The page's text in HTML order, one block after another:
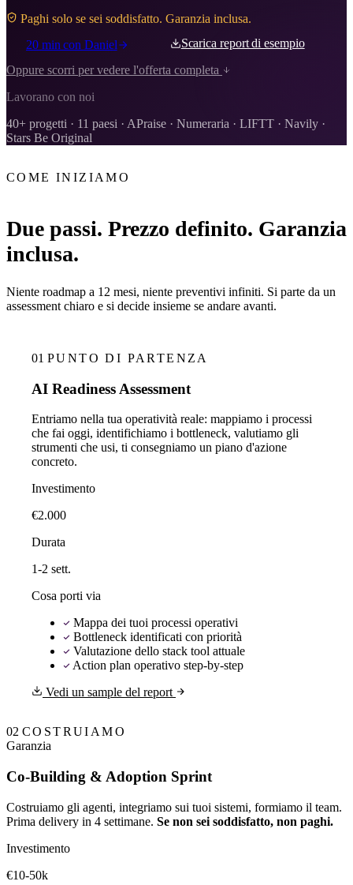
Associati a
20 min con Daniel
Paghi solo se sei soddisfatto. Garanzia inclusa.
20 min con Daniel
Scarica report di esempio
Oppure scorri per vedere l'offerta completa
Lavorano con noi
40+ progetti · 11 paesi · APraise · Numeraria · LIFTT · Navily ·
Stars Be Original
COME INIZIAMO
Due passi. Prezzo definito. Garanzia
inclusa.
Niente roadmap a 12 mesi, niente preventivi infiniti. Si parte da un
assessment chiaro e si decide insieme se andare avanti.
01 PUNTO DI PARTENZA
AI Readiness Assessment
Entriamo nella tua operatività reale: mappiamo i processi
che fai oggi, identifichiamo i bottleneck, valutiamo gli
strumenti che usi, ti consegniamo un piano d'azione
concreto.
Investimento
€2.000
Durata
1-2 sett.
Cosa porti via
Mappa dei tuoi processi operativi
Bottleneck identificati con priorità
Valutazione dello stack tool attuale
Action plan operativo step-by-step
Vedi un sample del report
02 COSTRUIAMO
Garanzia
Co-Building & Adoption Sprint
Costruiamo gli agenti, integriamo sui tuoi sistemi, formiamo il team.
Prima delivery in 4 settimane. Se non sei soddisfatto, non paghi.
Investimento
€10-50k